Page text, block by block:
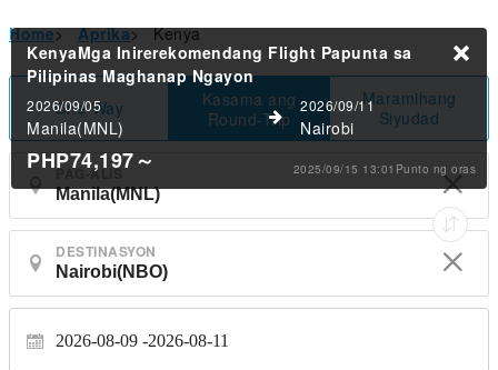
Home> Aprika> Kenya
One-Way
Kasama ang
Round-Trip
Maramihang
Siyudad
PAG-ALIS
DESTINASYON
2026-08-09 2026-08-11
KenyaMga Inirerekomendang Flight Papunta sa
PilipinasMaghanap Ngayon
2026/09/05
Manila(MNL)
2026/09/11
Nairobi
PHP74,197～ 2025/09/15 13:01Punto ng oras